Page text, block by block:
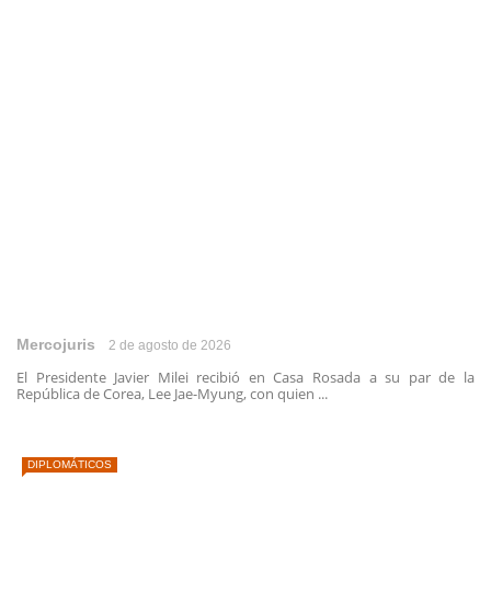
Mercojuris 2 de agosto de 2026
El Presidente Javier Milei recibió en Casa Rosada a su par de la
República de Corea, Lee Jae-Myung, con quien ...
DIPLOMÁTICOS